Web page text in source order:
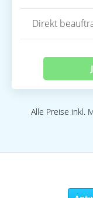
Direkt
Alle Preise inkl.